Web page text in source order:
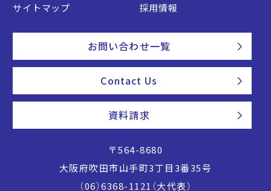
サイトマップ
採用情報
お問い合わせ一覧
Contact Us
資料請求
〒564-8680
大阪府吹田市山手町3丁目3番35号
（06）6368-1121（大代表）